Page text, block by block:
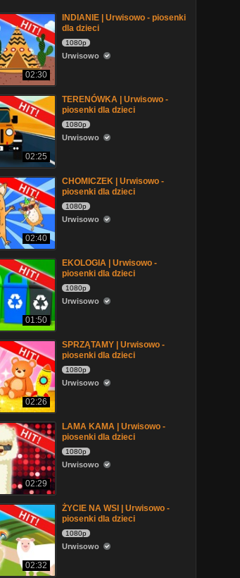
02:30
INDIANIE | Urwisowo - piosenki
dla dzieci
1080p
Urwisowo
02:25
TERENÓWKA | Urwisowo -
piosenki dla dzieci
1080p
Urwisowo
02:40
CHOMICZEK | Urwisowo -
piosenki dla dzieci
1080p
Urwisowo
01:50
EKOLOGIA | Urwisowo -
piosenki dla dzieci
1080p
Urwisowo
02:26
SPRZĄTAMY | Urwisowo -
piosenki dla dzieci
1080p
Urwisowo
02:29
LAMA KAMA | Urwisowo -
piosenki dla dzieci
1080p
Urwisowo
02:32
ŻYCIE NA WSI | Urwisowo -
piosenki dla dzieci
1080p
Urwisowo